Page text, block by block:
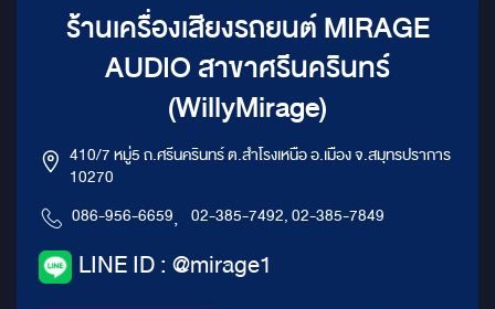
ร้านเครื่องเสียงรถยนต์ MIRAGE
AUDIO สาขาศรีนครินทร์
(WillyMirage)
410/7 หมู่5 ถ.ศรีนครินทร์ ต.สำโรงเหนือ อ.เมือง จ.สมุทรปราการ
10270
086-956-6659, 02-385-7492, 02-385-7849
LINE ID : @mirage1